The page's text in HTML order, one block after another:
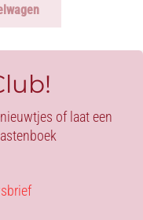
of laat een